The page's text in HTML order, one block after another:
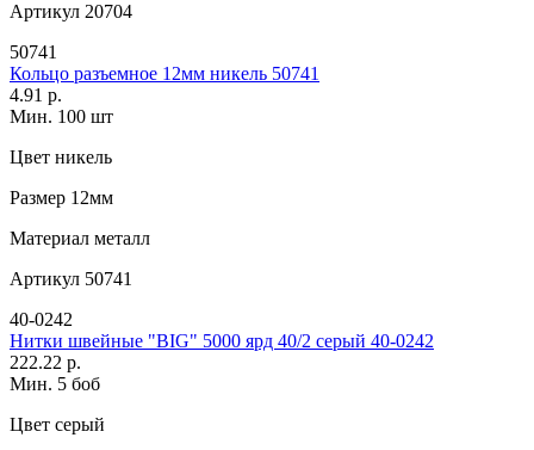
Артикул 20704
50741
Кольцо разъемное 12мм никель 50741
4.91 р.
Мин. 100 шт
Цвет никель
Размер 12мм
Материал металл
Артикул 50741
40-0242
Нитки швейные "BIG" 5000 ярд 40/2 серый 40-0242
222.22 р.
Мин. 5 боб
Цвет серый